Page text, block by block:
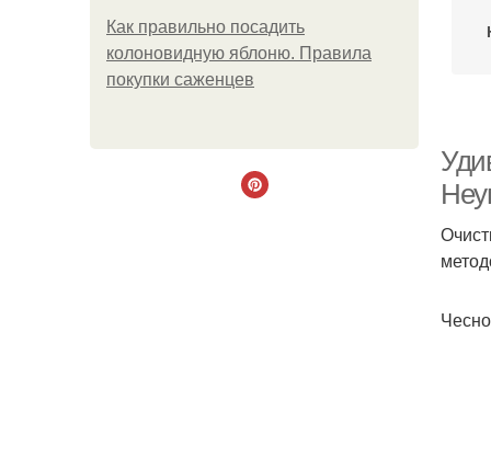
Как правильно посадить
колоновидную яблоню. Правила
покупки саженцев